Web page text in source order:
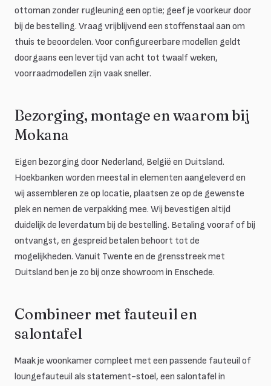
ottoman zonder rugleuning een optie; geef je voorkeur door
bij de bestelling. Vraag vrijblijvend een stoffenstaal aan om
thuis te beoordelen. Voor configureerbare modellen geldt
doorgaans een levertijd van acht tot twaalf weken,
voorraadmodellen zijn vaak sneller.
Bezorging, montage en waarom bij
Mokana
Eigen bezorging door Nederland, België en Duitsland.
Hoekbanken worden meestal in elementen aangeleverd en
wij assembleren ze op locatie, plaatsen ze op de gewenste
plek en nemen de verpakking mee. Wij bevestigen altijd
duidelijk de leverdatum bij de bestelling. Betaling vooraf of bij
ontvangst, en gespreid betalen behoort tot de
mogelijkheden. Vanuit Twente en de grensstreek met
Duitsland ben je zo bij onze showroom in Enschede.
Combineer met fauteuil en
salontafel
Maak je woonkamer compleet met een passende fauteuil of
loungefauteuil als statement-stoel, een salontafel in